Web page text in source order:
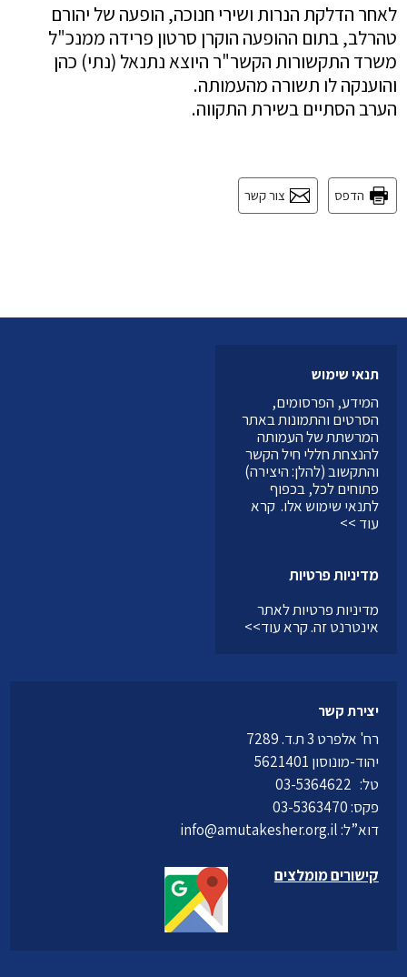
לאחר הדלקת הנרות ושירי חנוכה, הופעה של יהורם
טהרלב, בתום ההופעה הוקרן סרטון פרידה ממנכ"ל
משרד התקשורות הקשר"ר היוצא נתנאל (נתי) כהן
והוענקה לו תשורה מהעמותה.
הערב הסתיים בשירת התקווה.
הדפס צור קשר
תנאי שימוש
המידע, הפרסומים,
הסרטים והתמונות באתר
המרשתת של העמותה
להנצחת חללי חיל הקשר
והתקשוב (להלן: היצירה)
פתוחים לכל, בכפוף
לתנאי שימוש אלו.קרא
עוד >>
מדיניות פרטיות
מדיניות פרטיות לאתר
אינטרנט זה.קרא עוד>>
יצירת קשר
רח' אלפרט 3 ת.ד. 7289
יהוד-מונוסון 5621401
טל:
פקס: 03-5363470
דוא”ל:info@amutakesher.org.il
קישורים מומלצים